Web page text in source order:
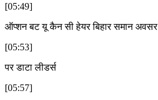
[05:49]
ऑप्शन बट यू कैन सी हेयर बिहार समान अवसर
[05:53]
पर डाटा लीडर्स
[05:57]